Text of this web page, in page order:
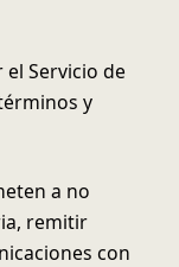
Servicio de
y
a no
remitir
con